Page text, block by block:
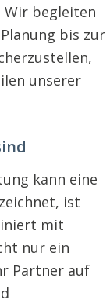
begleiten
bis zur
unserer
kann eine
ist
mit
nur ein
Partner auf